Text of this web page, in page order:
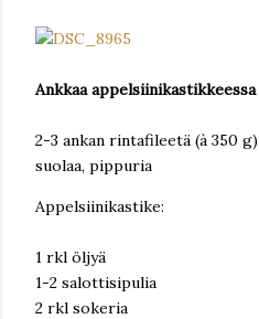
Ankkaa appelsiinikastikkeessa
2-3 ankan rintafileetä (à 350 g)
suolaa, pippuria
Appelsiinikastike:
1 rkl öljyä
1-2 salottisipulia
2 rkl sokeria